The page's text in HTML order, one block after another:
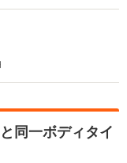
同一ボディタイ